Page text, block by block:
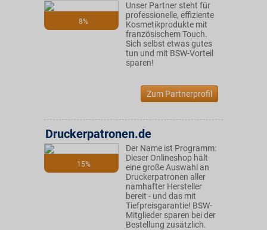
8%
Unser Partner steht für
professionelle, effiziente
Kosmetikprodukte mit
französischem Touch.
Sich selbst etwas gutes
tun und mit BSW-Vorteil
sparen!
Zum Partnerprofil
15%
Druckerpatronen.de
Der Name ist Programm:
Dieser Onlineshop hält
eine große Auswahl an
Druckerpatronen aller
namhafter Hersteller
bereit - und das mit
Tiefpreisgarantie! BSW-
Mitglieder sparen bei der
Bestellung zusätzlich.